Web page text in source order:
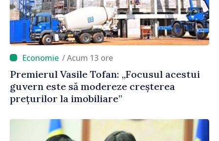
/ Acum 13 ore
Premierul Vasile Tofan: „Focusul acestui
guvern este să modereze creșterea
prețurilor la imobiliare”